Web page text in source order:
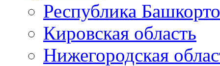
Республика
Кировская область
Нижегородская